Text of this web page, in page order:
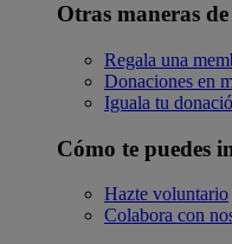
Otras maneras
Regala una
Donaciones en
Iguala tu
Cómo te puedes
Hazte voluntario
Colabora con